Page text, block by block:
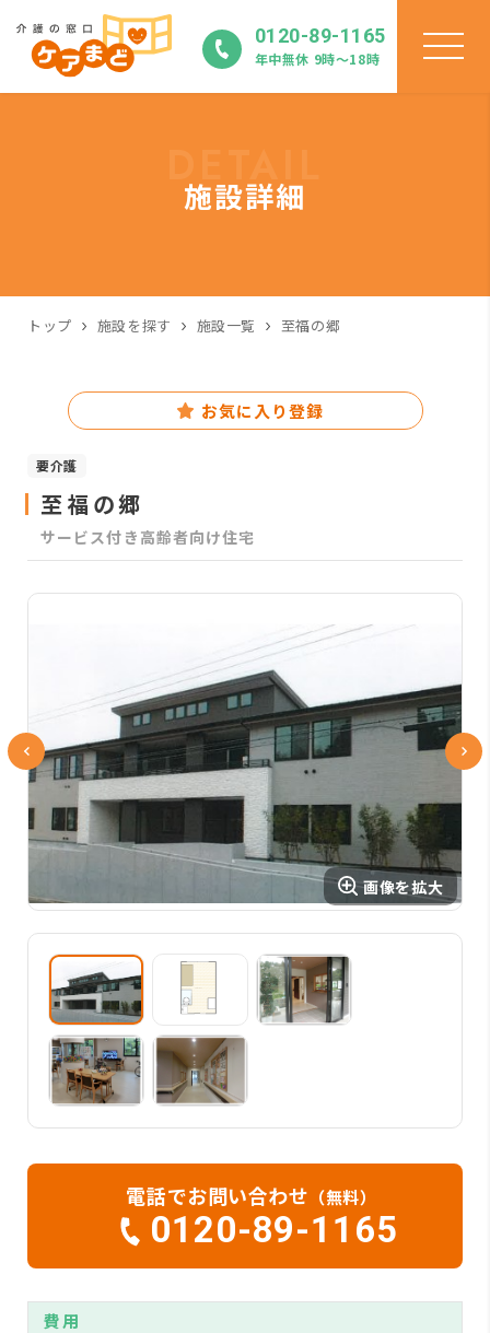
0120-89-1165
年中無休 9時〜18時
施設詳細
トップ 施設を探す 施設一覧 至福の郷
お気に入り登録
要介護
至福の郷
サービス付き高齢者向け住宅
電話でお問い合わせ （無料）
0120-89-1165
費用